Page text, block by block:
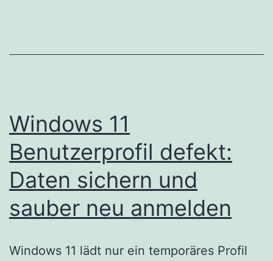
Windows 11
Benutzerprofil defekt:
Daten sichern und
sauber neu anmelden
Windows 11 lädt nur ein temporäres Profil